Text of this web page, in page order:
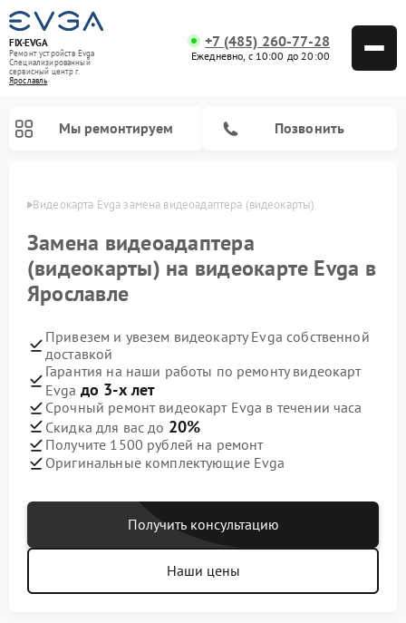
FIX-EVGA
Ремонт устройств Evga
Специализированный
cервисный центр г.
Ярославль
+7 (485) 260-77-28
Ежедневно, с 10:00 до 20:00
Мы ремонтируем Позвонить
Видеокарта Evga замена видеоадаптера (видеокарты)
Замена видеоадаптера
(видеокарты) на видеокарте Evga в
Ярославле
Привезем и увезем видеокарту Evga собственной
доставкой
Гарантия на наши работы по ремонту видеокарт
Evga до 3-х лет
Срочный ремонт видеокарт Evga в течении часа
Скидка для вас до 20%
Получите 1500 рублей на ремонт
Оригинальные комплектующие Evga
Получить консультацию
Наши цены